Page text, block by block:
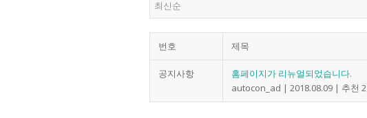
연혁
번호 제목
공지사항
홈페이지가 리뉴얼되었습니다.
autocon_ad | 2018.08.09 | 추천 2